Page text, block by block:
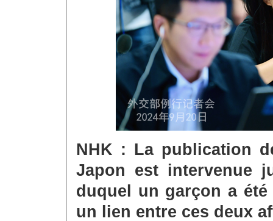
NHK : La publication
Japon est intervenue
duquel un garçon a
un lien entre ces deux